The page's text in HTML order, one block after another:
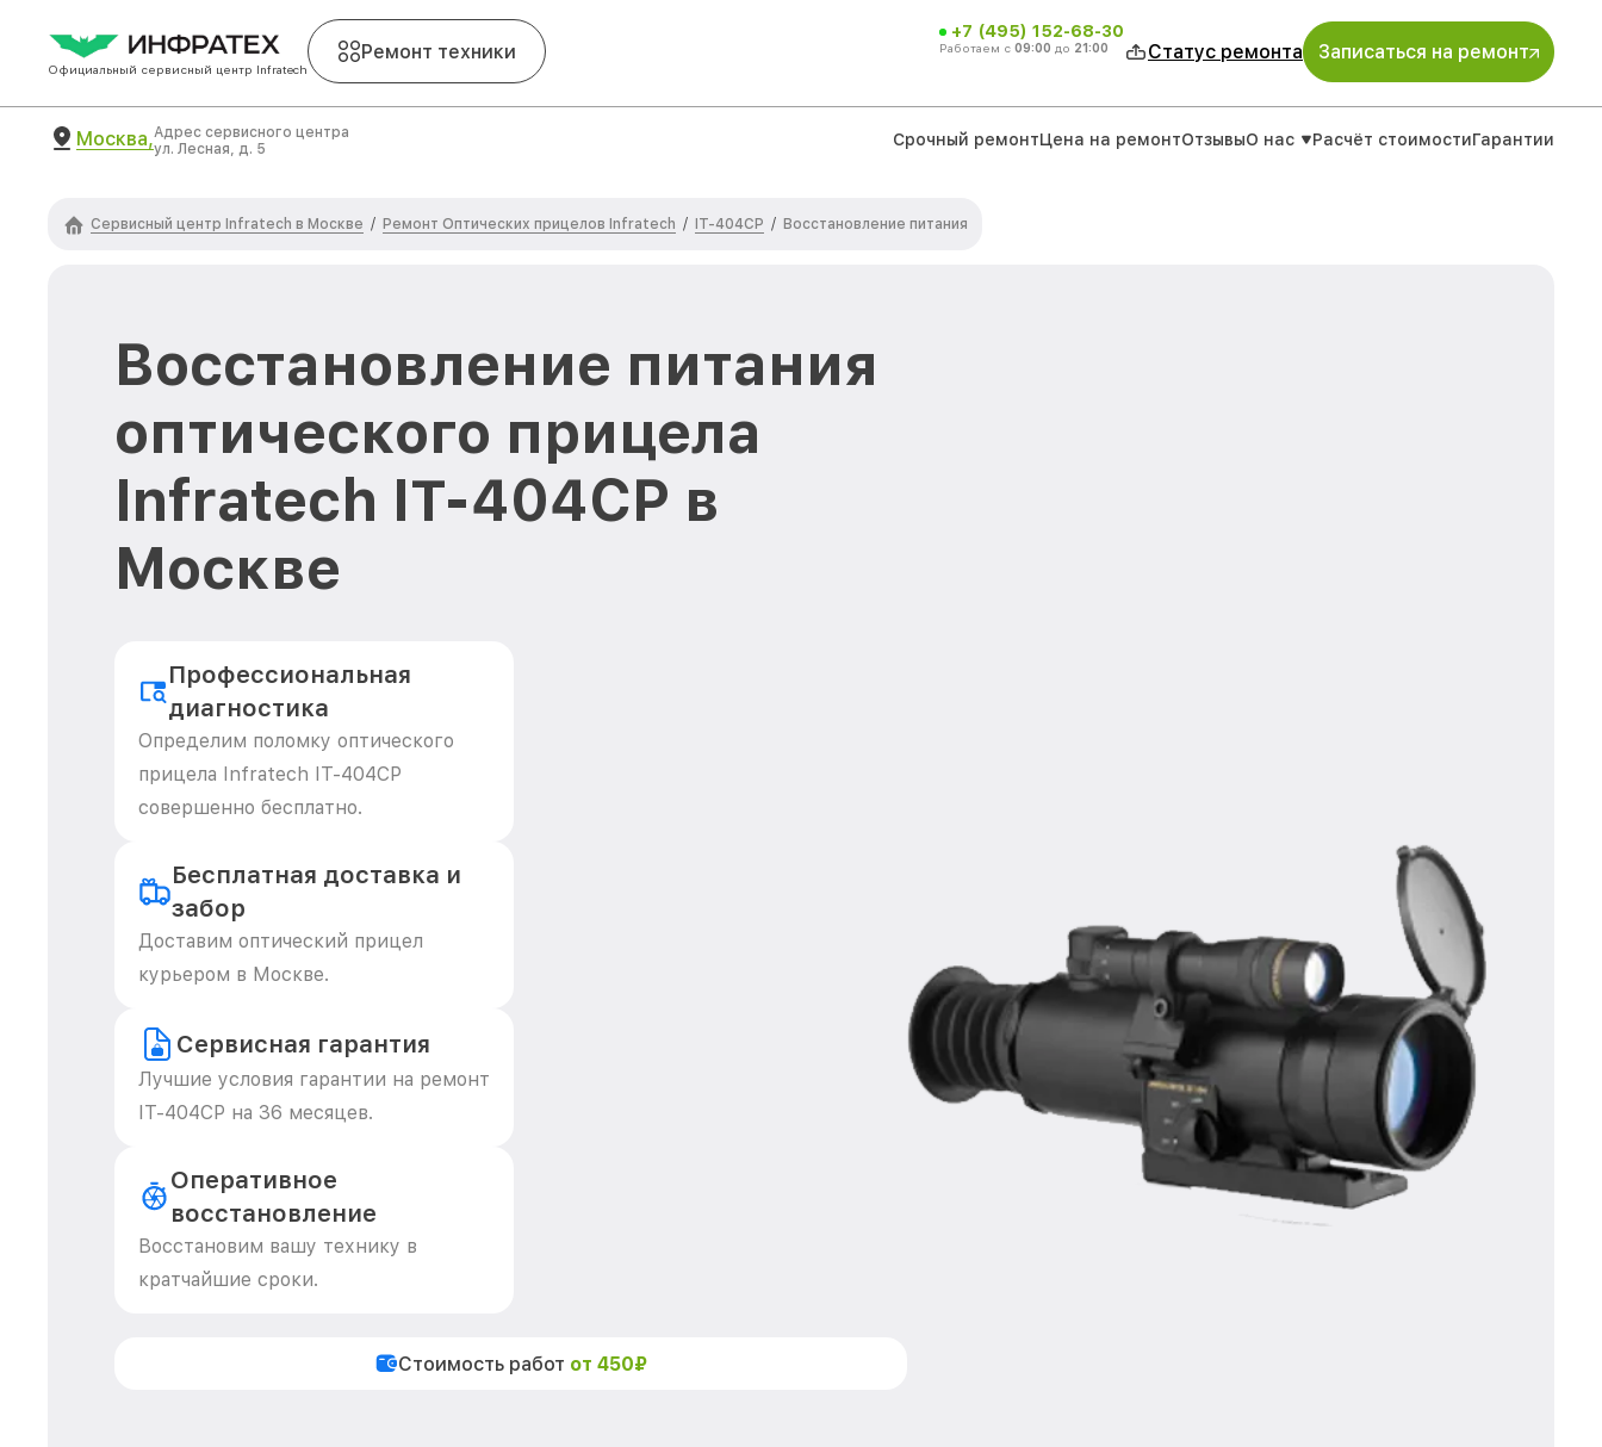
Официальный сервисный центр Infratech
Ремонт техники
+7 (495) 152-68-30
Работаем с 09:00 до 21:00 Статус ремонта Записаться на ремонт
Москва,Адрес сервисного центра
ул. Лесная, д. 5
Срочный ремонтЦена на ремонтОтзывыО нас Расчёт стоимостиГарантии
Сервисный центр Infratech в Москве / Ремонт Оптических прицелов Infratech / IT-404CP / Восстановление питания
Восстановление питания
оптического прицела
Infratech IT-404CP в
Москве
Профессиональная
диагностика
Определим поломку оптического
прицела Infratech IT-404CP
совершенно бесплатно.
Бесплатная доставка и
забор
Доставим оптический прицел
курьером в Москве.
Сервисная гарантия
Лучшие условия гарантии на ремонт
IT-404CP на 36 месяцев.
Оперативное
восстановление
Восстановим вашу технику в
кратчайшие сроки.
Стоимость работ от 450₽